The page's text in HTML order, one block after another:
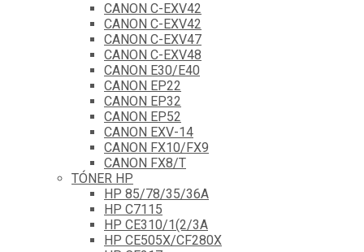
CANON C-EXV42
CANON C-EXV42
CANON C-EXV47
CANON C-EXV48
CANON E30/E40
CANON EP22
CANON EP32
CANON EP52
CANON EXV-14
CANON FX10/FX9
CANON FX8/T
TÓNER HP
HP 85/78/35/36A
HP C7115
HP CE310/1(2/3A
HP CE505X/CF280X